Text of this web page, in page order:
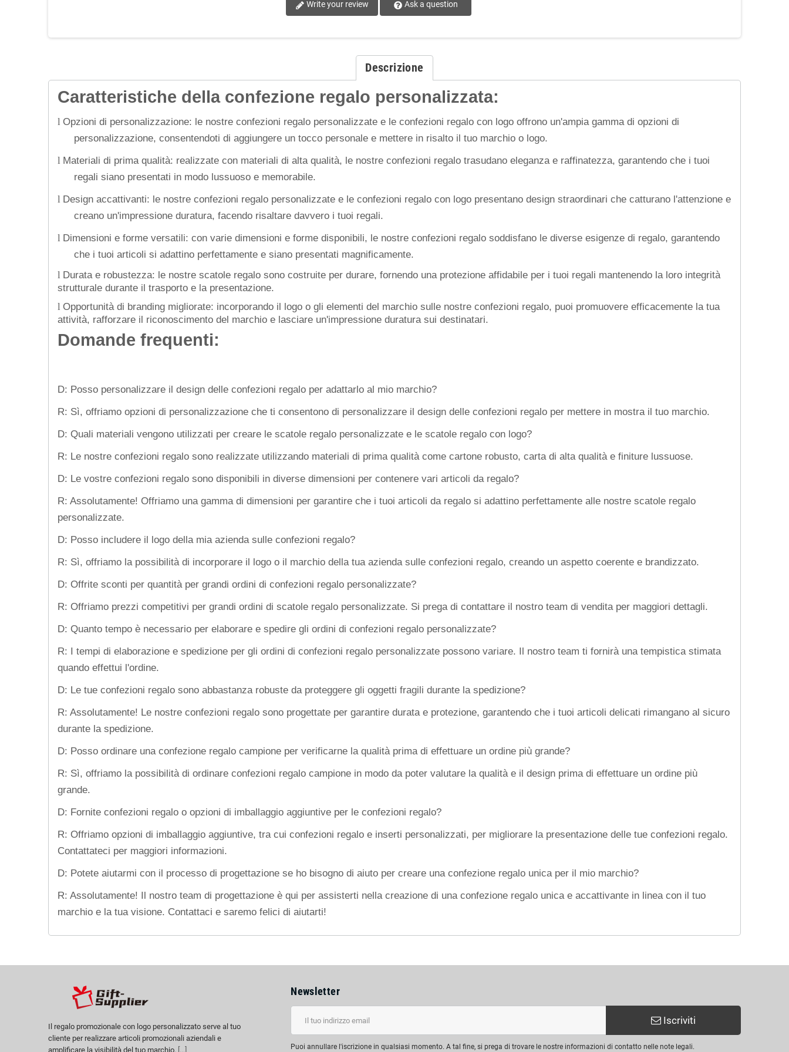
Write your review Ask a question
Descrizione
Caratteristiche della confezione regalo personalizzata:
l Opzioni di personalizzazione: le nostre confezioni regalo personalizzate e le confezioni regalo con logo offrono un'ampia gamma di opzioni di
personalizzazione, consentendoti di aggiungere un tocco personale e mettere in risalto il tuo marchio o logo.
l Materiali di prima qualità: realizzate con materiali di alta qualità, le nostre confezioni regalo trasudano eleganza e raffinatezza, garantendo che i tuoi
regali siano presentati in modo lussuoso e memorabile.
l Design accattivanti: le nostre confezioni regalo personalizzate e le confezioni regalo con logo presentano design straordinari che catturano l'attenzione e
creano un'impressione duratura, facendo risaltare davvero i tuoi regali.
l Dimensioni e forme versatili: con varie dimensioni e forme disponibili, le nostre confezioni regalo soddisfano le diverse esigenze di regalo, garantendo
che i tuoi articoli si adattino perfettamente e siano presentati magnificamente.
l Durata e robustezza: le nostre scatole regalo sono costruite per durare, fornendo una protezione affidabile per i tuoi regali mantenendo la loro integrità
strutturale durante il trasporto e la presentazione.
l Opportunità di branding migliorate: incorporando il logo o gli elementi del marchio sulle nostre confezioni regalo, puoi promuovere efficacemente la tua
attività, rafforzare il riconoscimento del marchio e lasciare un'impressione duratura sui destinatari.
Domande frequenti:
D: Posso personalizzare il design delle confezioni regalo per adattarlo al mio marchio?
R: Sì, offriamo opzioni di personalizzazione che ti consentono di personalizzare il design delle confezioni regalo per mettere in mostra il tuo marchio.
D: Quali materiali vengono utilizzati per creare le scatole regalo personalizzate e le scatole regalo con logo?
R: Le nostre confezioni regalo sono realizzate utilizzando materiali di prima qualità come cartone robusto, carta di alta qualità e finiture lussuose.
D: Le vostre confezioni regalo sono disponibili in diverse dimensioni per contenere vari articoli da regalo?
R: Assolutamente! Offriamo una gamma di dimensioni per garantire che i tuoi articoli da regalo si adattino perfettamente alle nostre scatole regalo
personalizzate.
D: Posso includere il logo della mia azienda sulle confezioni regalo?
R: Sì, offriamo la possibilità di incorporare il logo o il marchio della tua azienda sulle confezioni regalo, creando un aspetto coerente e brandizzato.
D: Offrite sconti per quantità per grandi ordini di confezioni regalo personalizzate?
R: Offriamo prezzi competitivi per grandi ordini di scatole regalo personalizzate. Si prega di contattare il nostro team di vendita per maggiori dettagli.
D: Quanto tempo è necessario per elaborare e spedire gli ordini di confezioni regalo personalizzate?
R: I tempi di elaborazione e spedizione per gli ordini di confezioni regalo personalizzate possono variare. Il nostro team ti fornirà una tempistica stimata
quando effettui l'ordine.
D: Le tue confezioni regalo sono abbastanza robuste da proteggere gli oggetti fragili durante la spedizione?
R: Assolutamente! Le nostre confezioni regalo sono progettate per garantire durata e protezione, garantendo che i tuoi articoli delicati rimangano al sicuro
durante la spedizione.
D: Posso ordinare una confezione regalo campione per verificarne la qualità prima di effettuare un ordine più grande?
R: Sì, offriamo la possibilità di ordinare confezioni regalo campione in modo da poter valutare la qualità e il design prima di effettuare un ordine più
grande.
D: Fornite confezioni regalo o opzioni di imballaggio aggiuntive per le confezioni regalo?
R: Offriamo opzioni di imballaggio aggiuntive, tra cui confezioni regalo e inserti personalizzati, per migliorare la presentazione delle tue confezioni regalo.
Contattateci per maggiori informazioni.
D: Potete aiutarmi con il processo di progettazione se ho bisogno di aiuto per creare una confezione regalo unica per il mio marchio?
R: Assolutamente! Il nostro team di progettazione è qui per assisterti nella creazione di una confezione regalo unica e accattivante in linea con il tuo
marchio e la tua visione. Contattaci e saremo felici di aiutarti!
Il regalo promozionale con logo personalizzato serve al tuo
cliente per realizzare articoli promozionali aziendali e
amplificare la visibilità del tuo marchio. [...]
Newsletter
Iscriviti
Puoi annullare l'iscrizione in qualsiasi momento. A tal fine, si prega di trovare le nostre informazioni di contatto nelle note legali.